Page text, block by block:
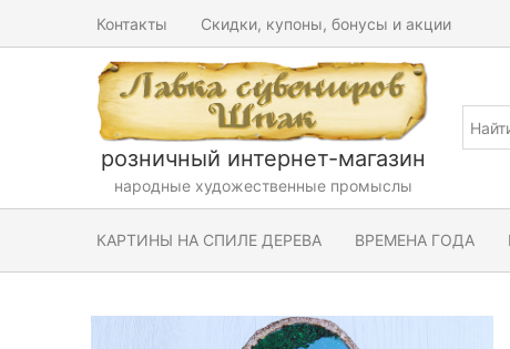
Контакты Скидки, купоны, бонусы и акции
розничный интернет-магазин
народные художественные промыслы
КАРТИНЫ НА СПИЛЕ ДЕРЕВА ВРЕМЕНА ГОДА